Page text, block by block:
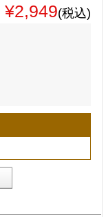
¥2,949(税込)